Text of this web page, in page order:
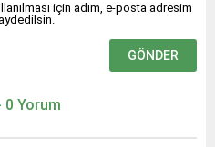
için adım, e-posta adresim
0 Yorum